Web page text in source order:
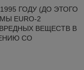
ГОДУ (ДО ЭТОГО
EURO-2
ВЕЩЕСТВ В
СО